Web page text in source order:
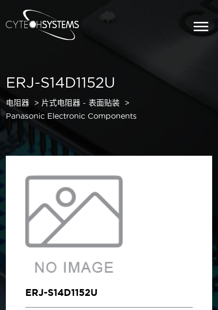
ERJ-S14D1152U
电阻器
片式电阻器 - 表面贴装
Panasonic Electronic Components
ERJ-S14D1152U